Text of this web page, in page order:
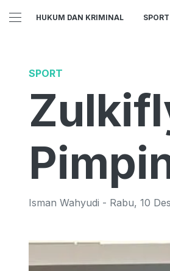
HUKUM DAN KRIMINAL SPORT
SPORT
Isman Wahyudi - Rabu, 10